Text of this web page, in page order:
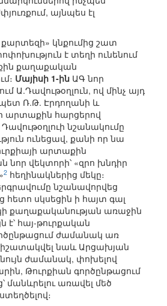
այնպես էլ
կնքումից շատ
է տեղի ունենում
քաղաքական
Մայիսի 1-ին ԱԳ նոր
Ա.Դավութօղլուն, ով մինչ այդ
Ռ.Թ. Էրդողանի և
արտաքին հարցերով
նշանակումը
ունեցավ, քանի որ նա
արտաքին
նոր վեկտորի՝ «զրո խնդիր
2 հեղինակներից մեկը։
նշանավորվեց
հետո սկսեցին ի հայտ գալ
քաղաքականության առաջին
է՝ հայ-թուրքական
ժամանակ առ
նաև Արցախյան
ժամանակ, փոխելով
Թուրքիան գործընթացում
մանևրելու առավել մեծ